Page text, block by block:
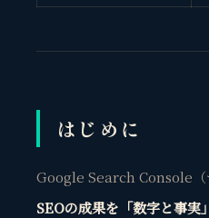
はじめに
Google Search Console（
SEOの成果を「数字と事